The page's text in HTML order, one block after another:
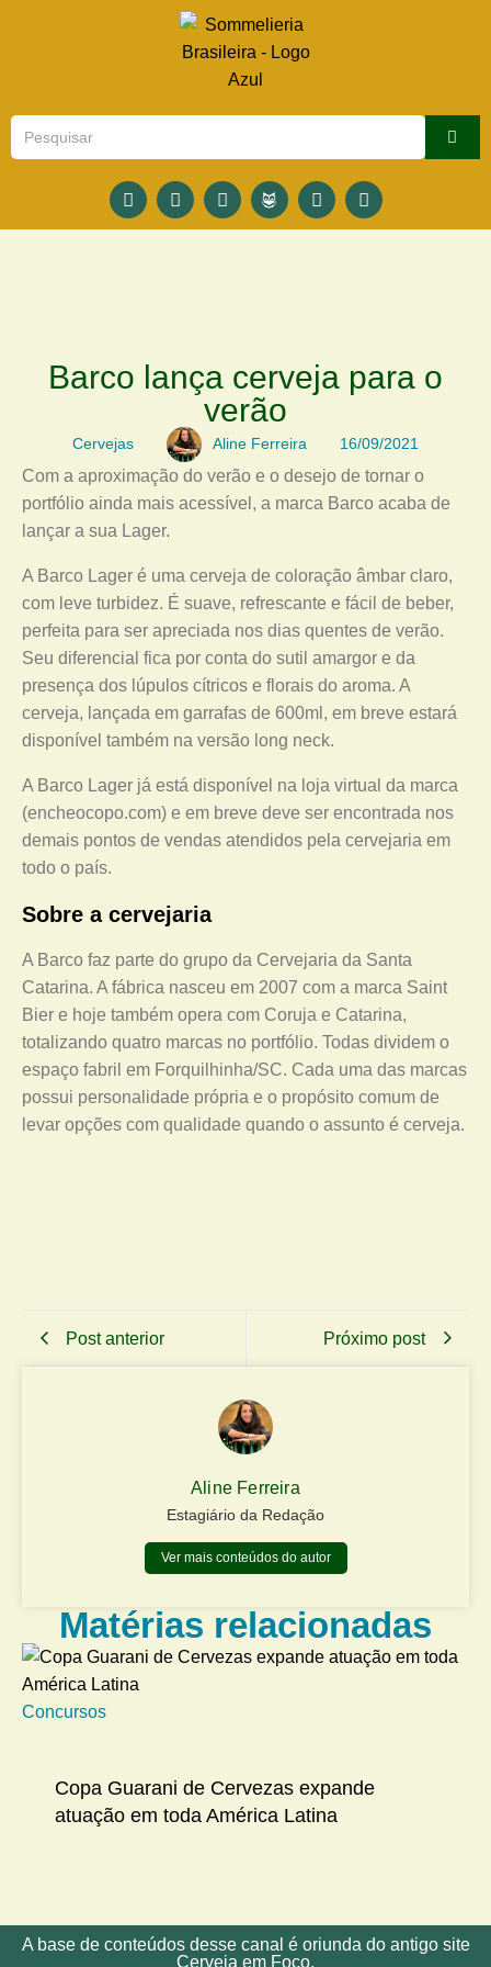
Barco lança cerveja para o
verão
Cervejas Aline Ferreira 16/09/2021
Com a aproximação do verão e o desejo de tornar o
portfólio ainda mais acessível, a marca Barco acaba de
lançar a sua Lager.
A Barco Lager é uma cerveja de coloração âmbar claro,
com leve turbidez. É suave, refrescante e fácil de beber,
perfeita para ser apreciada nos dias quentes de verão.
Seu diferencial fica por conta do sutil amargor e da
presença dos lúpulos cítricos e florais do aroma. A
cerveja, lançada em garrafas de 600ml, em breve estará
disponível também na versão long neck.
A Barco Lager já está disponível na loja virtual da marca
(encheocopo.com) e em breve deve ser encontrada nos
demais pontos de vendas atendidos pela cervejaria em
todo o país.
Sobre a cervejaria
A Barco faz parte do grupo da Cervejaria da Santa
Catarina. A fábrica nasceu em 2007 com a marca Saint
Bier e hoje também opera com Coruja e Catarina,
totalizando quatro marcas no portfólio. Todas dividem o
espaço fabril em Forquilhinha/SC. Cada uma das marcas
possui personalidade própria e o propósito comum de
levar opções com qualidade quando o assunto é cerveja.
Post anterior Próximo post
Aline Ferreira
Estagiário da Redação
Ver mais conteúdos do autor
Matérias relacionadas
Concursos
Copa Guarani de Cervezas expande
atuação em toda América Latina
A base de conteúdos desse canal é oriunda do antigo site
Cerveja em Foco.